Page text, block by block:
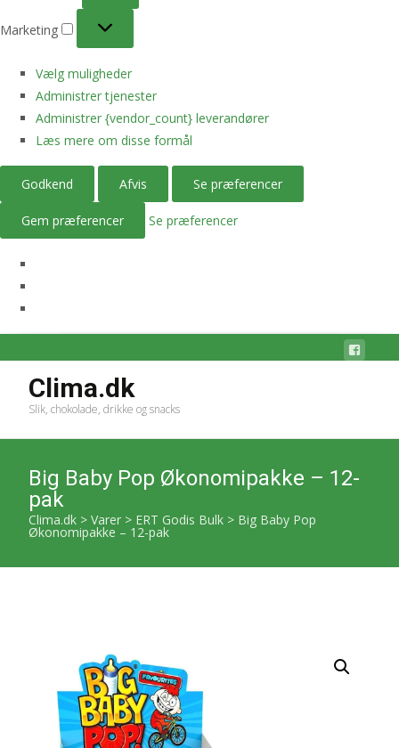
Marketing
Vælg muligheder
Administrer tjenester
Administrer {vendor_count} leverandører
Læs mere om disse formål
Godkend Afvis Se præferencer
Gem præferencer Se præferencer
Clima.dk
Slik, chokolade, drikke og snacks
Big Baby Pop Økonomipakke – 12-
pak
Clima.dk > Varer > ERT Godis Bulk > Big Baby Pop
Økonomipakke – 12-pak